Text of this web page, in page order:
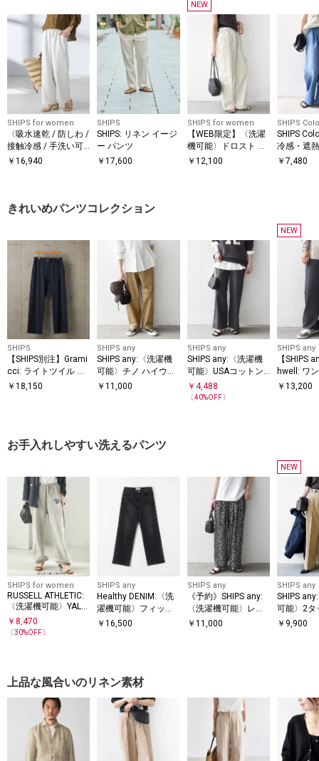
SHIPS for women
〈吸水速乾 / 防しわ /
接触冷感 / 手洗い可
能〉ツイル ドロスト
￥ 16,940
SHIPS
SHIPS: リネン イージ
ー パンツ
￥17,600
NEW
SHIPS for women
【WEB限定】〈洗濯
機可能〉ドロスト ベ
イカー パンツ
￥ 12,100
SHIPS
SHIPS
冷感・遮
ト〉ファ
￥7,480
きれいめパンツコレクション
SHIPS
【SHIPS別注】Grami
cci: ライトツイル パ
ンツ
￥ 18,150
SHIPS any
SHIPS any:〈洗濯機
可能〉チノ ハイウエ
スト セミワイド パン
￥11,000
SHIPS any
SHIPS any:〈洗濯機
可能〉USAコットン
裏毛 カットオフ スウ
ェット パンツ
￥ 4,488
〔40%OFF〕
NEW
SHIPS any
【SHIPS
hwell: ワ
ロゴ 刺繍
￥13,200
お手入れしやすい洗えるパンツ
SHIPS for women
RUSSELL ATHLETIC:
〈洗濯機可能〉YALE
CURVE PANTS
￥ 8,470
〔30%OFF〕
SHIPS any
Healthy DENIM:〈洗
濯機可能〉フィット
ストレート デニム パ
￥16,500
SHIPS any
《予約》SHIPS any:
〈洗濯機可能〉レオ
パード ウエスト切替
￥ 11,000
NEW
SHIPS any
SHIPS
可能〉2タ
ド パンツ
￥ 9,900
上品な風合いのリネン素材